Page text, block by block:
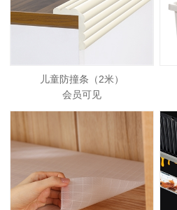
儿童防撞条（2米）
会员可见